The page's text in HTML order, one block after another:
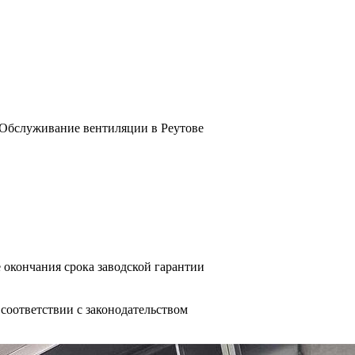
вентиляции в Реутове
срока заводской гарантии
с законодательством